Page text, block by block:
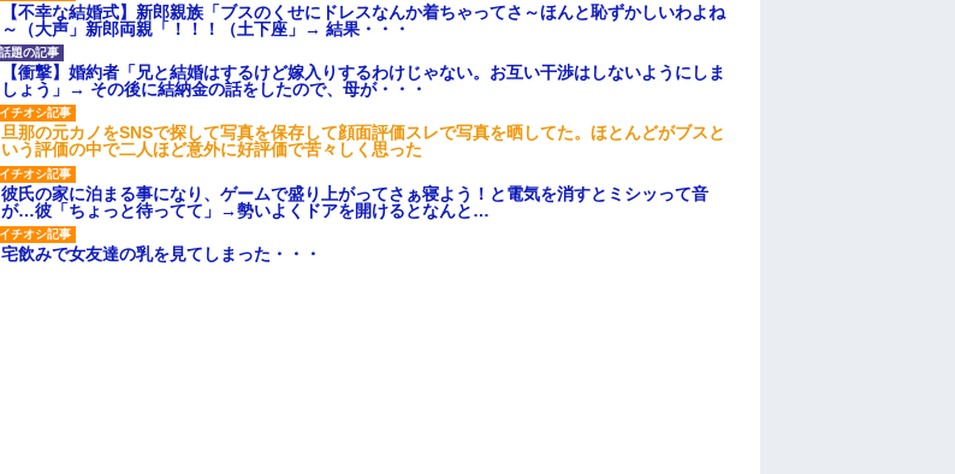
【不幸な結婚式】新郎親族「ブスのくせにドレスなんか着ちゃってさ～ほんと恥ずかしいわよね
～（大声」新郎両親「！！！（土下座」→ 結果・・・
【衝撃】婚約者「兄と結婚はするけど嫁入りするわけじゃない。お互い干渉はしないようにしま
しょう」→ その後に結納金の話をしたので、母が・・・
旦那の元カノをSNSで探して写真を保存して顔面評価スレで写真を晒してた。ほとんどがブスと
いう評価の中で二人ほど意外に好評価で苦々しく思った
彼氏の家に泊まる事になり、ゲームで盛り上がってさぁ寝よう！と電気を消すとミシッって音
が…彼「ちょっと待ってて」→勢いよくドアを開けるとなんと…
宅飲みで女友達の乳を見てしまった・・・